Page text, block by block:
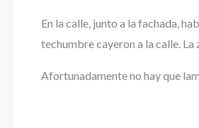
En la calle, junto a la fachada,
techumbre cayeron a la calle.
Afortunadamente no hay que